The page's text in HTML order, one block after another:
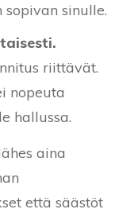
sinulle.
riittävät.
nopeuta
hallussa.
aina
että säästöt